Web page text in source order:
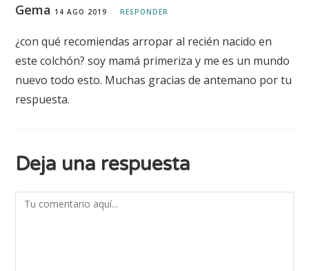
Gema 14 AGO 2019 RESPONDER
¿con qué recomiendas arropar al recién nacido en
este colchón? soy mamá primeriza y me es un mundo
nuevo todo esto. Muchas gracias de antemano por tu
respuesta.
Deja una respuesta